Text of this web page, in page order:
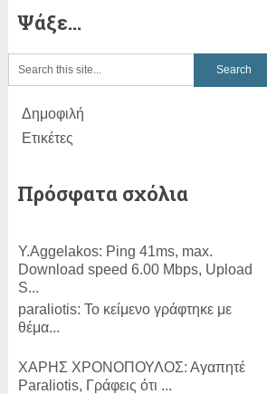
Ψάξε…
Δημοφιλή
Ετικέτες
Πρόσφατα σχόλια
Y.Aggelakos: Ping 41ms, max.
Download speed 6.00 Mbps, Upload
S...
paraliotis: Το κείμενο γράφτηκε με
θέμα...
ΧΑΡΗΣ ΧΡΟΝΟΠΟΥΛΟΣ: Αγαπητέ
Paraliotis, Γράφεις ότι ...